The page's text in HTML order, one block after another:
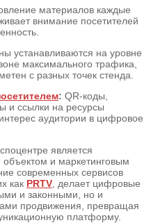
материалов каждые
внимание посетителей
устанавливаются на уровне
максимального трафика,
с разных точек стенда.
: QR-коды,
и ссылки на ресурсы
аудитории в цифровое
является
и маркетинговым
современных сервисов
как PRTV , делает цифровые
и законными, но и
продвижения, превращая
платформу.